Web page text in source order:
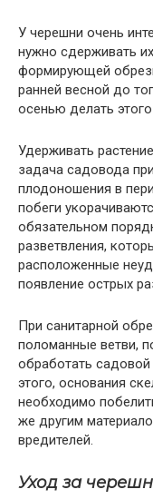
У черешни очень
нужно сдерживать
формирующей
ранней весной до
осенью делать
Удерживать
задача садовода
плодоношения в
побеги
обязательном
разветвления,
расположенные
появление острых
При санитарной
поломанные ветви,
обработать
этого, основания
необходимо
же другим
вредителей.
Уход за